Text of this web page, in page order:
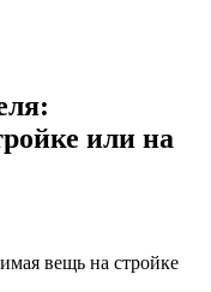
или на